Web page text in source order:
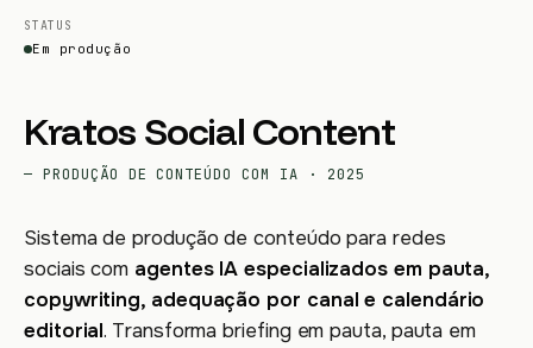
STATUS
Em produção
Kratos Social Content
— PRODUÇÃO DE CONTEÚDO COM IA · 2025
Sistema de produção de conteúdo para redes
sociais com agentes IA especializados em pauta,
copywriting, adequação por canal e calendário
editorial. Transforma briefing em pauta, pauta em